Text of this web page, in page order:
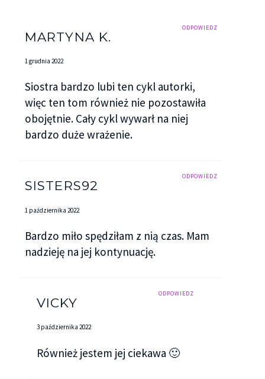
ODPOWIEDZ
MARTYNA K.
1 grudnia 2022
Siostra bardzo lubi ten cykl autorki,
więc ten tom również nie pozostawiła
obojętnie. Cały cykl wywarł na niej
bardzo duże wrażenie.
ODPOWIEDZ
SISTERS92
1 października 2022
Bardzo miło spędziłam z nią czas. Mam
nadzieję na jej kontynuację.
ODPOWIEDZ
VICKY
3 października 2022
Również jestem jej ciekawa 🙂